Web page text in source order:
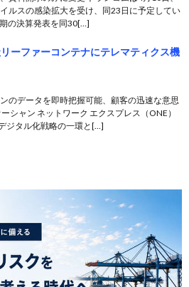
ルスの感染拡大を受け、同23日に予定してい
の決算発表を同30[…]
ーファーコンテナにテレマティクス機
のデータを即時把握可能、顧客の迅速な意思
シャン ネットワーク エクスプレス（ONE）
ジタル化戦略の一環と[…]